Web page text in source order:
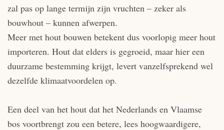
zal pas op lange termijn zijn vruchten – zeker als
bouwhout – kunnen afwerpen.
Meer met hout bouwen betekent dus voorlopig meer hout
importeren. Hout dat elders is gegroeid, maar hier een
duurzame bestemming krijgt, levert vanzelfsprekend wel
dezelfde klimaatvoordelen op.
Een deel van het hout dat het Nederlands en Vlaamse
bos voortbrengt zou een betere, lees hoogwaardigere,